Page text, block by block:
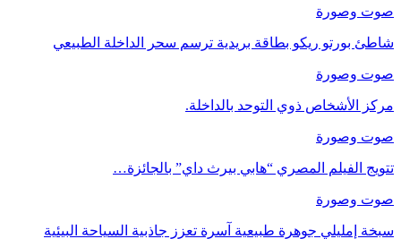
صوت وصورة
شاطئ بورتو ريكو بطاقة بريدية ترسم سحر الداخلة الطبيعي
صوت وصورة
مركز الأشخاص ذوي التوحد بالداخلة.
صوت وصورة
تتويج الفيلم المصري “هابي بيرث داي” بالجائزة…
صوت وصورة
سبخة إمليلي جوهرة طبيعية آسرة تعزز جاذبية السياحة البيئية